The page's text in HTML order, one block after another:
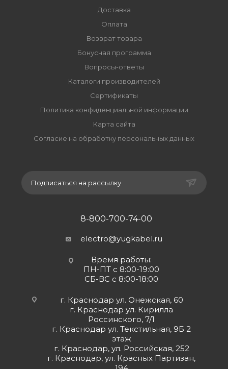
Доставка
Оплата
Возврат товара
Бонусная программа
Вопросы-ответы
Каталоги производителей
Сертификаты
Политика конфиденциальной информации
Карта сайта
Согласие на обработку персональных данных
Подписаться на рассылку
8-800-700-74-00
electro@yugkabel.ru
Время работы:
ПН-ПТ с 8:00-19:00
СБ-ВС с 8:00-18:00
г. Краснодар ул. Онежская, 60
г. Краснодар ул. Кирилла
Россинского, 7/1
г. Краснодар ул. Текстильная, 9Б 2
этаж
г. Краснодар, ул. Российская, 252
г. Краснодар, ул. Красных Партизан,